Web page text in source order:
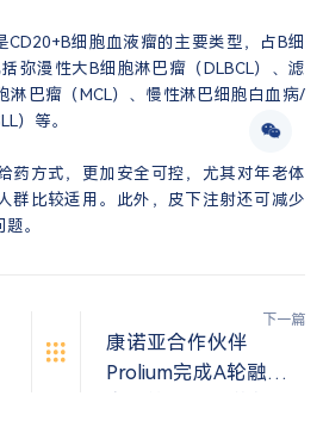
CD20+B细胞血液瘤的主要类型，占B细
弥漫性大B细胞淋巴瘤（DLBCL）、滤
淋巴瘤（MCL）、慢性淋巴细胞白血病/
）等。
药方式，更加安全可控，尤其对年老体
群比较适用。此外，皮下注射还可减少
。
下一篇
康诺亚合作伙伴
Prolium完成A轮融